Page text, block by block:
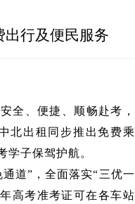
出行及便民服务
全、便捷、顺畅赴考，
北出租同步推出免费乘
子保驾护航。
道”，全面落实“三优一
高考准考证可在各车站